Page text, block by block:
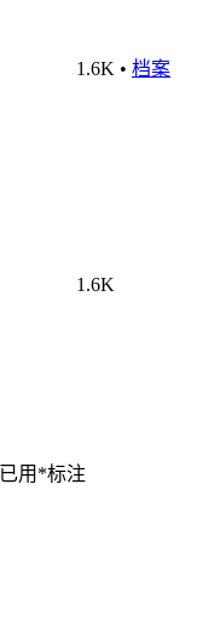
1.6K • 档案
1.6K
用 *标注